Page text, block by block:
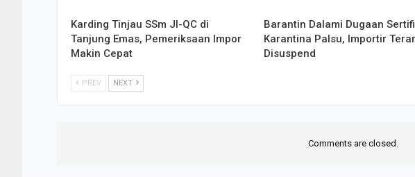
Karding Tinjau SSm JI-QC di
Tanjung Emas, Pemeriksaan Impor
Makin Cepat
Barantin Dalami Dugaan
Karantina Palsu, Importir
Disuspend
PREV NEXT
Comments are closed.